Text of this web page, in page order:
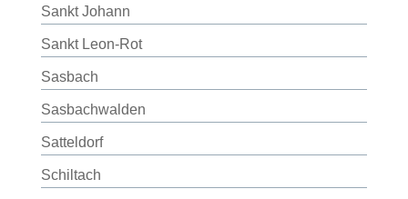
Sankt Johann
Sankt Leon-Rot
Sasbach
Sasbachwalden
Satteldorf
Schiltach